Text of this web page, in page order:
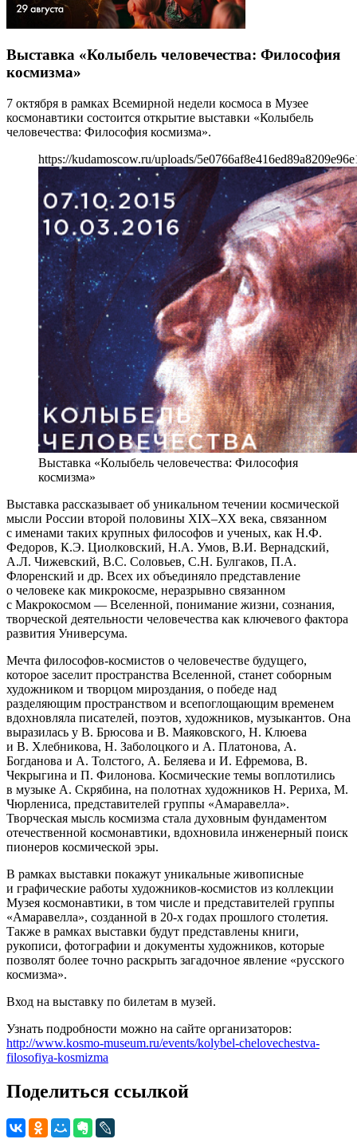
Выставка «Колыбель человечества: Философия
космизма»
7 октября в рамках Всемирной недели космоса в Музее
космонавтики состоится открытие выставки «Колыбель
человечества: Философия космизма».
https://kudamoscow.ru/uploads/
Выставка «Колыбель человечества: Философия
космизма»
Выставка рассказывает об уникальном течении космической
мысли России второй половины XIX–XX века, связанном
с именами таких крупных философов и ученых, как Н.Ф.
Федоров, К.Э. Циолковский, Н.А. Умов, В.И. Вернадский,
А.Л. Чижевский, В.С. Соловьев, С.Н. Булгаков, П.А.
Флоренский и др. Всех их объединяло представление
о человеке как микрокосме, неразрывно связанном
с Макрокосмом — Вселенной, понимание жизни, сознания,
творческой деятельности человечества как ключевого фактора
развития Универсума.
Мечта философов-космистов о человечестве будущего,
которое заселит пространства Вселенной, станет соборным
художником и творцом мироздания, о победе над
разделяющим пространством и всепоглощающим временем
вдохновляла писателей, поэтов, художников, музыкантов. Она
выразилась у В. Брюсова и В. Маяковского, Н. Клюева
и В. Хлебникова, Н. Заболоцкого и А. Платонова, А.
Богданова и А. Толстого, А. Беляева и И. Ефремова, В.
Чекрыгина и П. Филонова. Космические темы воплотились
в музыке А. Скрябина, на полотнах художников Н. Рериха, М.
Чюрлениса, представителей группы «Амаравелла».
Творческая мысль космизма стала духовным фундаментом
отечественной космонавтики, вдохновила инженерный поиск
пионеров космической эры.
В рамках выставки покажут уникальные живописные
и графические работы художников-космистов из коллекции
Музея космонавтики, в том числе и представителей группы
«Амаравелла», созданной в 20-х годах прошлого столетия.
Также в рамках выставки будут представлены книги,
рукописи, фотографии и документы художников, которые
позволят более точно раскрыть загадочное явление «русского
космизма».
Вход на выставку по билетам в музей.
Узнать подробности можно на сайте организаторов:
http://www.kosmo-museum.ru/events/kolybel-chelovechestva-
filosofiya-kosmizma
Поделиться ссылкой